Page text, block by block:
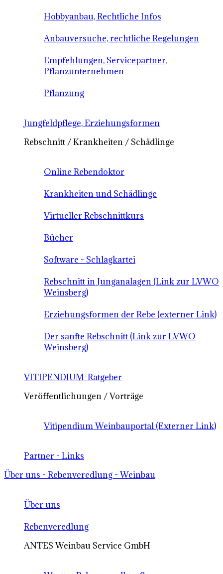
Hobbyanbau, Rechtliche Infos
Anbauversuche, rechtliche Regelungen
Empfehlungen, Servicepartner,
Pflanzunternehmen
Pflanzung
Jungfeldpflege, Erziehungsformen
Rebschnitt / Krankheiten / Schädlinge
Online Rebendoktor
Krankheiten und Schädlinge
Virtueller Rebschnittkurs
Bücher
Software - Schlagkartei
Rebschnitt in Junganalagen (Link zur LVWO
Weinsberg)
Erziehungsformen der Rebe (externer Link)
Der sanfte Rebschnitt (Link zur LVWO
Weinsberg)
VITIPENDIUM-Ratgeber
Veröffentlichungen / Vorträge
Vitipendium Weinbauportal (Externer Link)
Partner - Links
Über uns - Rebenveredlung - Weinbau
Über uns
Rebenveredlung
ANTES Weinbau Service GmbH